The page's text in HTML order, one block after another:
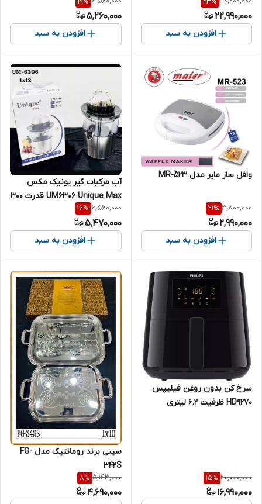
22,990,000
افزودن به سبد
5,260,000
افزودن به سبد
وافل ساز مایر مدل MR-523
3,800,000
21%
2,990,000
افزودن به سبد
آب مرکبات گیر یونیک مکس
UM6306 Unique Max قدرت 300
وات
6,560,000
16%
5,470,000
افزودن به سبد
سرخ کن بدون روغن فیلیپس
HD9270 ظرفیت 6.2 لیتری
20,000,000
15%
16,990,000
سینی برند رومانتیک مدل FG-
342S
5,143,000
8%
4,690,000